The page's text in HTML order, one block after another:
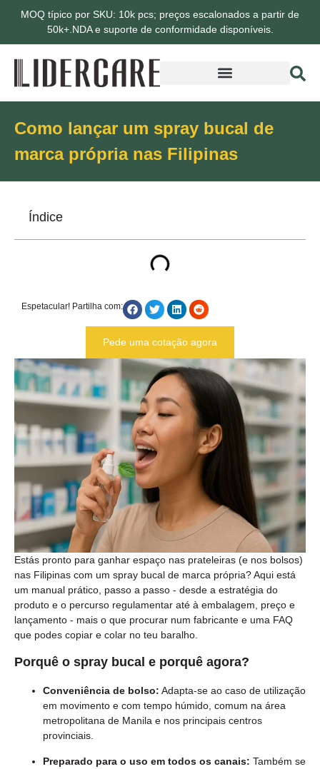
MOQ típico por SKU: 10k pcs; preços escalonados a partir de
50k+.NDA e suporte de conformidade disponíveis.
Como lançar um spray bucal de
marca própria nas Filipinas
Estás pronto para ganhar espaço nas prateleiras (e nos bolsos)
nas Filipinas com um spray bucal de marca própria? Aqui está
um manual prático, passo a passo - desde a estratégia do
produto e o percurso regulamentar até à embalagem, preço e
lançamento - mais o que procurar num fabricante e uma FAQ
que podes copiar e colar no teu baralho.
Porquê o spray bucal e porquê agora?
Conveniência de bolso: Adapta-se ao caso de utilização
em movimento e com tempo húmido, comum na área
metropolitana de Manila e nos principais centros
provinciais.
Preparado para o uso em todos os canais: Também se
Índice
Espetacular! Partilha com:
Pede uma cotação agora